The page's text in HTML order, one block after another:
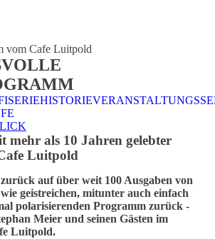
TISCHRESERVIERUNG
& KARTE
TISCHRESERVIERUNG
& SPEISEKARTE
HISTORIE
mehr als 10 Jahren gelebter
Luitpold
auf über weit 100 Ausgaben von
geistreichen, mitunter auch einfach
polarisierenden Programm zurück -
Meier und seinen Gästen im
Luitpold.